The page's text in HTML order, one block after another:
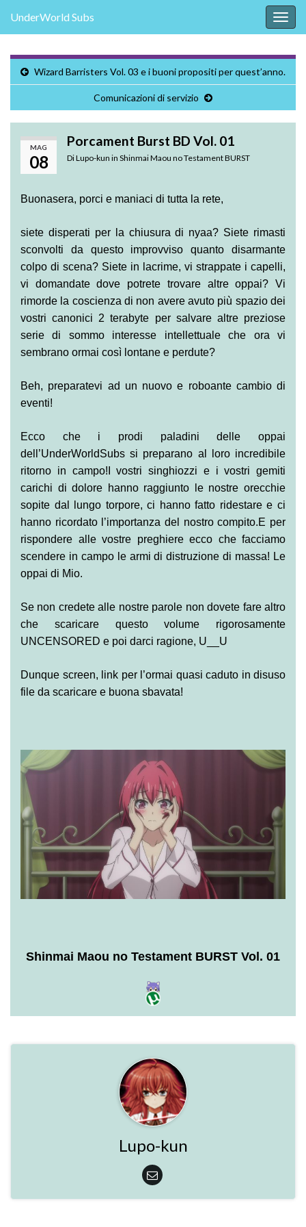
la
UnderWorld Subs
Wizard Barristers Vol. 03 e i buoni propositi per quest’anno.
Comunicazioni di servizio
MAG
08
Porcament Burst BD Vol. 01
DiLupo-kun in Shinmai Maou no Testament BURST
Buonasera, porci e maniaci di tutta la rete,
siete disperati per la chiusura di nyaa? Siete rimasti
sconvolti da questo improvviso quanto disarmante
colpo di scena? Siete in lacrime, vi strappate i capelli,
vi domandate dove potrete trovare altre oppai? Vi
rimorde la coscienza di non avere avuto più spazio dei
vostri canonici 2 terabyte per salvare altre preziose
serie di sommo interesse intellettuale che ora vi
sembrano ormai così lontane e perdute?
Beh, preparatevi ad un nuovo e roboante cambio di
eventi!
Ecco che i prodi paladini delle oppai
dell’UnderWorldSubs si preparano al loro incredibile
ritorno in campo!I vostri singhiozzi e i vostri gemiti
carichi di dolore hanno raggiunto le nostre orecchie
sopite dal lungo torpore, ci hanno fatto ridestare e ci
hanno ricordato l’importanza del nostro compito.E per
rispondere alle vostre preghiere ecco che facciamo
scendere in campo le armi di distruzione di massa! Le
oppai di Mio.
Se non credete alle nostre parole non dovete fare altro
che scaricare questo volume rigorosamente
UNCENSORED e poi darci ragione, U__U
Dunque screen, link per l’ormai quasi caduto in disuso
file da scaricare e buona sbavata!
Shinmai Maou no Testament BURST Vol. 01
Lupo-kun